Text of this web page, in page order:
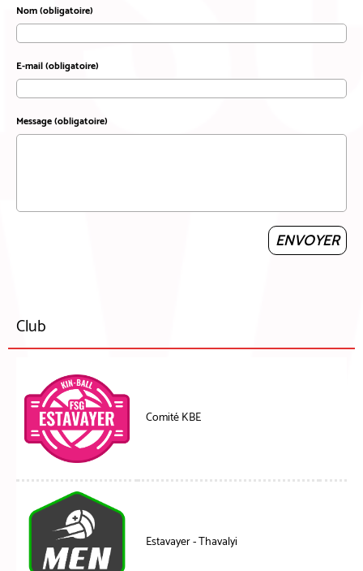
Nom (obligatoire)
E-mail (obligatoire)
Message (obligatoire)
Club
Comité KBE
Estavayer - Thavalyi